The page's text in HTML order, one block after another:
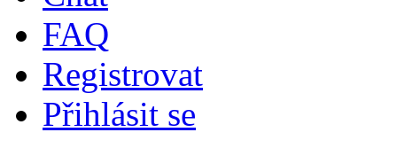
FAQ
Registrovat
Přihlásit se